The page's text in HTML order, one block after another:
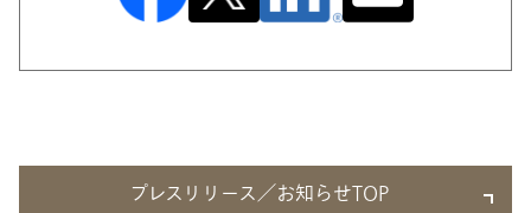
プレスリリース／お知らせTOP